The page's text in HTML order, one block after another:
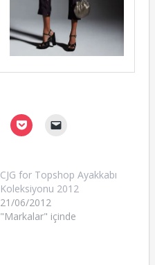
CJG for Topshop Ayakkabı
Koleksiyonu 2012
21/06/2012
"Markalar" içinde